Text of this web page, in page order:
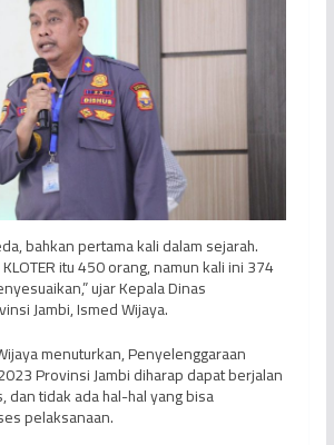
bahkan pertama kali dalam sejarah.
itu 450 orang, namun kali ini 374
ujar Kepala Dinas
Jambi, Ismed Wijaya.
menuturkan, Penyelenggaraan
Provinsi Jambi diharap dapat berjalan
dan tidak ada hal-hal yang bisa
pelaksanaan.